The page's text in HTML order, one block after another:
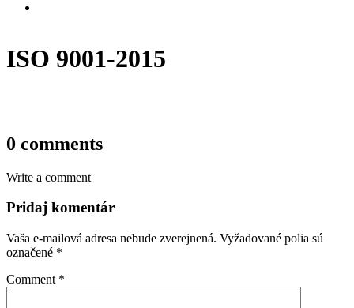
ISO 9001-2015
0 comments
Write a comment
Pridaj komentár
Vaša e-mailová adresa nebude zverejnená. Vyžadované polia sú
označené *
Comment *